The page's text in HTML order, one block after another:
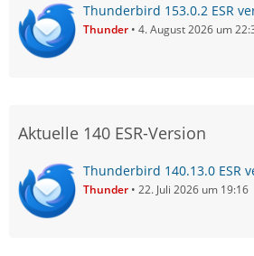
Thunderbird 153.0.2 ESR
Thunder 4. August 2026 um
Aktuelle 140 ESR-Version
Thunderbird 140.13.0 ESR
Thunder 22. Juli 2026 um 19:16